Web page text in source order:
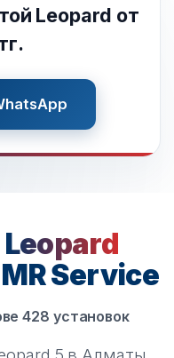
Leopard от
Leopard
Service
428 установок